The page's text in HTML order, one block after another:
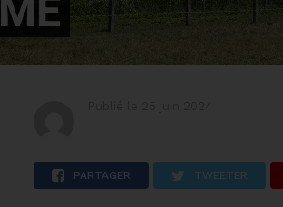
PARTAGER TWEETER